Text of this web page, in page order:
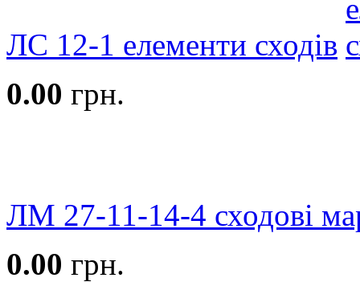
ЛС 12-1 елементи сходів
0.00 грн.
ЛМ 27-11-14-4 сходові
0.00 грн.